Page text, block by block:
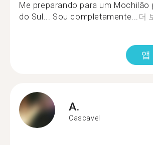
Me preparando para um Mochilão
do Sul... Sou completamente...더
앱
A.
Cascavel